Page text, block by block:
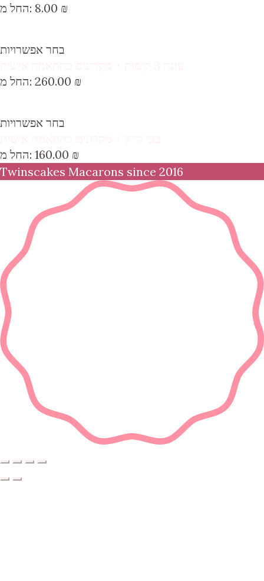
החל מ: 8.00 ₪
בחר אפשרויות
החל מ: 260.00 ₪
בחר אפשרויות
החל מ: 160.00 ₪
Twinscakes Macarons since 2016